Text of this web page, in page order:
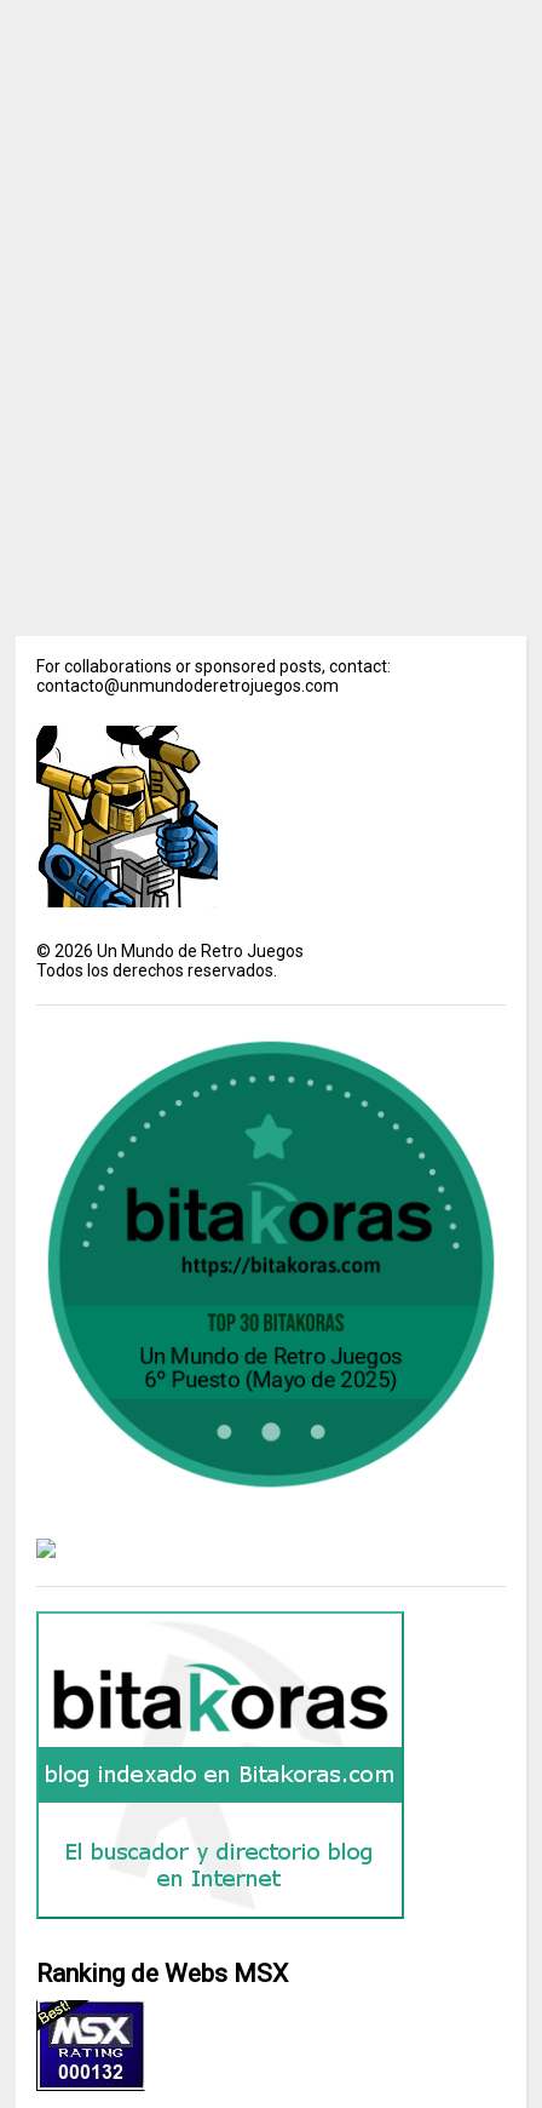
For collaborations or sponsored posts, contact:
contacto@unmundoderetrojuegos.com
©2026 Un Mundo de Retro Juegos
Todos los derechos reservados.
Ranking de Webs MSX